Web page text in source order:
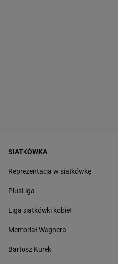
SIATKÓWKA
Reprezentacja w siatkówkę
PlusLiga
Liga siatkówki kobiet
Memoriał Wagnera
Bartosz Kurek